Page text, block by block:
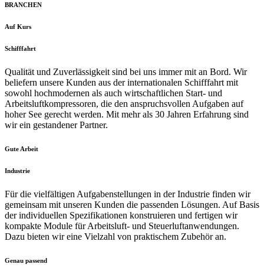
BRANCHEN
Auf Kurs
Schifffahrt
Qualität und Zuverlässigkeit sind bei uns immer mit an Bord. Wir
beliefern unsere Kunden aus der internationalen Schifffahrt mit
sowohl hochmodernen als auch wirtschaftlichen Start- und
Arbeitsluftkompressoren, die den anspruchsvollen Aufgaben auf
hoher See gerecht werden. Mit mehr als 30 Jahren Erfahrung sind
wir ein gestandener Partner.
Gute Arbeit
Industrie
Für die vielfältigen Aufgabenstellungen in der Industrie finden wir
gemeinsam mit unseren Kunden die passenden Lösungen. Auf Basis
der individuellen Spezifikationen konstruieren und fertigen wir
kompakte Module für Arbeitsluft- und Steuerluftanwendungen.
Dazu bieten wir eine Vielzahl von praktischem Zubehör an.
Genau passend